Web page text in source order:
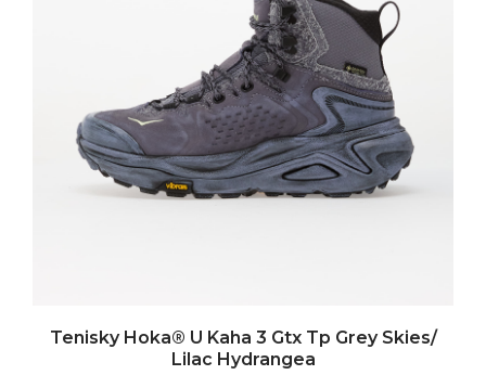
Tenisky Hoka® U Kaha 3 Gtx Tp Grey Skies/
Lilac Hydrangea